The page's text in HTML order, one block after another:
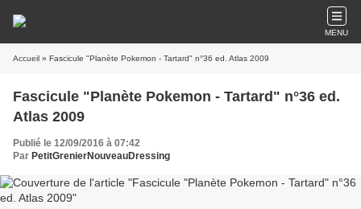
MENU
Accueil » Fascicule "Planète Pokemon - Tartard" n°36 ed. Atlas 2009
Fascicule "Planète Pokemon - Tartard" n°36 ed.
Atlas 2009
Publié le 12/09/2016 à 07:42
Par PetitGrenierNouveauDressing